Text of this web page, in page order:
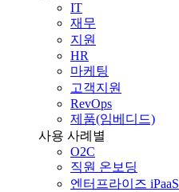
IT
재무
지원
HR
마케팅
고객지원
RevOps
제품(임베디드)
사용 사례별
O2C
직원 온보딩
엔터프라이즈 iPaaS